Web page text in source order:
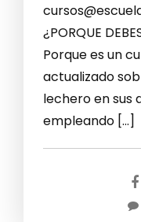
¿PORQUE
Porque es un
actualizado
lechero en sus
empleando […]